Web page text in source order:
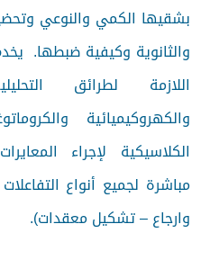
بشقيها الكمي والنوعي
والثانوية وكيفية ضبطها.
اللازمة لطرائق
والكهروكيميائية
الكلاسيكية لإجراء
مباشرة لجميع أنواع
وارجاع – تشكيل معقدات).